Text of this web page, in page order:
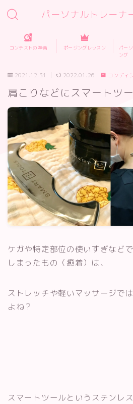
パーソナルトレーナ
MENU
ご予約
プロフィール
お客様の声
スタジオポージングレッスン
フィットネス大会の準備
パーソナルトレーニング
パーソナルトレーニング料金
ングを受けるには
コンテストの準備 ポージングレッスン
パー
ング
2021.12.31 2022.01.26 コンディ
肩こりなどにスマートツ
ケガや特定部位の使いすぎなど
しまったもの（癒着）は、
ストレッチや軽いマッサージで
よね？
スマートツールというステンレス